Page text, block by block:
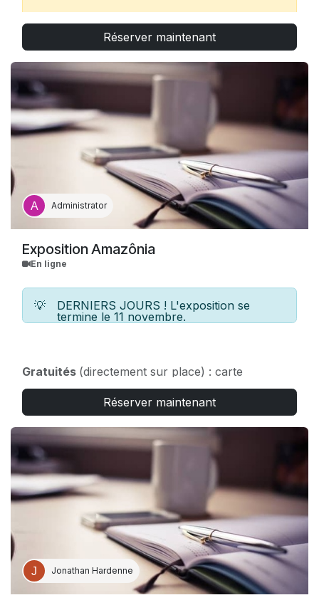
Vous possédez un billet CE ?Rendez-vous
ticket, sans autre réservation.
Gratuités
(directement sur place) : carte
ICOM/ICOMOS (sur présentation d’un justificatif) ;
presse (uniquementpresse accréditée).
Autres réductions(directement sur place) :
employé·es GL Events.
Réserver maintenant
Administrator
Exposition Amazônia
En ligne
💡
DERNIERS JOURS ! L'exposition se
termine le 11 novembre.
Gratuités (directement sur place) : carte
ICOM/ICOMOS (sur présentation d’une carte
ICOM/ICOMOS valide) ; presse
Réserver maintenant
Jonathan Hardenne